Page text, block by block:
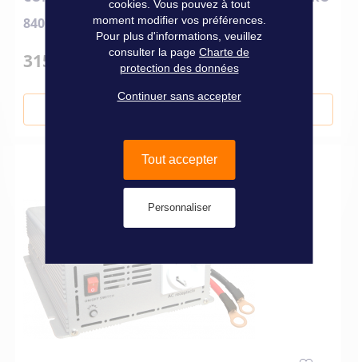
840 W
315,00 €
cookies. Vous pouvez à tout
moment modifier vos préférences.
Pour plus d'informations, veuillez
consulter la page Charte de
protection des données
Continuer sans accepter
Tout accepter
Personnaliser